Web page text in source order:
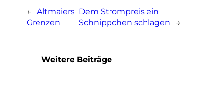
← Altmaiers
Grenzen
Dem Strompreis ein
Schnippchen schlagen
→
Weitere Beiträge